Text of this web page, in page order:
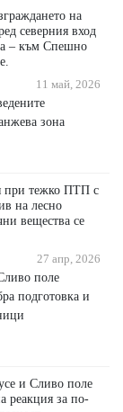
на
северния вход
– към Спешно
11 май, 2026
зона
при тежко ПТП с
на лесно
вещества се
27 апр, 2026
поле
подготовка и
и Сливо поле
реакция за по-